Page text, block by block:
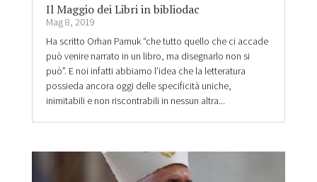
Il Maggio dei Libri in bibliodac
Mag 8, 2019
Ha scritto Orhan Pamuk “che tutto quello che ci accade
può venire narrato in un libro, ma disegnarlo non si
può”. E noi infatti abbiamo l’idea che la letteratura
possieda ancora oggi delle specificità uniche,
inimitabili e non riscontrabili in nessun altra...